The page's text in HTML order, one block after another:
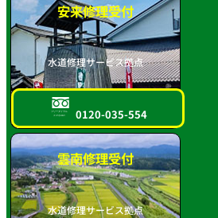
安来修理受付
水道修理サービス拠点
フリーダイヤル
スマホOK!! 0120-035-554
雲南修理受付
水道修理サービス拠点